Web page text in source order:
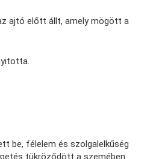
ajtó előtt állt, amely mögött a
be, félelem és szolgalelkűség
tükröződött a szemében.